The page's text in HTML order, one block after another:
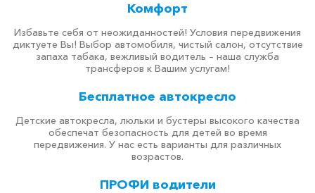
Комфорт
Избавьте себя от неожиданностей! Условия передвижения
диктуете Вы! Выбор автомобиля, чистый салон, отсутствие
запаха табака, вежливый водитель – наша служба
трансферов к Вашим услугам!
Бесплатное автокресло
Детские автокресла, люльки и бустеры высокого качества
обеспечат безопасность для детей во время
передвижения. У нас есть варианты для различных
возрастов.
ПРОФИ водители